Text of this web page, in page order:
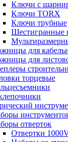
Ключи с
Ключи TORX
Ключи трубные
Шестигранные
для
для
торцевые
отверток
Отвертки